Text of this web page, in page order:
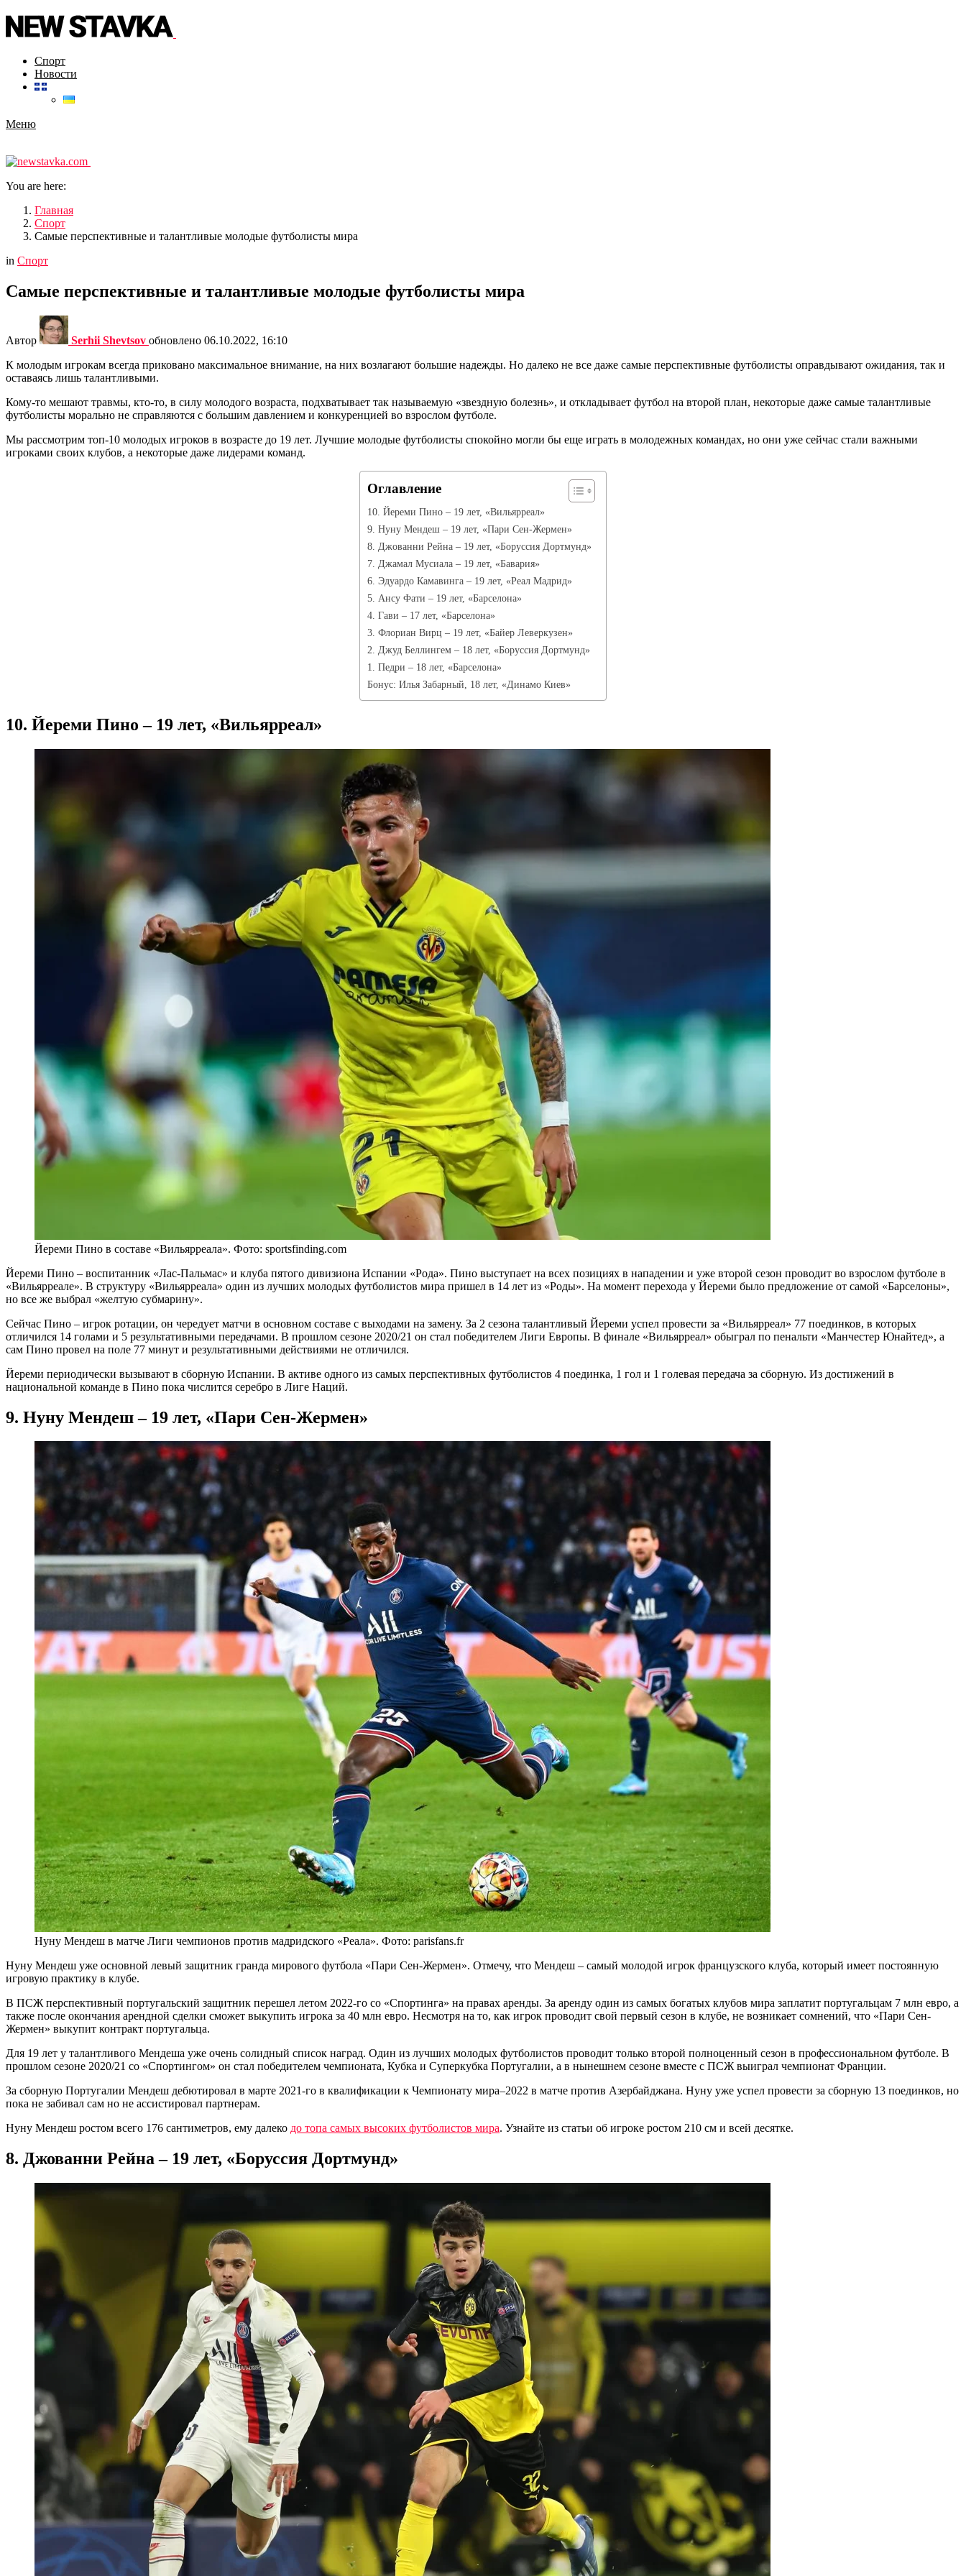
Спорт
Новости
Меню
You are here:
Главная
Спорт
Самые перспективные и талантливые молодые футболисты мира
in Спорт
Самые перспективные и талантливые молодые футболисты мира
Автор Serhii Shevtsov обновлено 06.10.2022, 16:10
К молодым игрокам всегда приковано максимальное внимание, на них возлагают большие надежды. Но далеко не все даже самые перспективные футболисты оправдывают ожидания, так и
оставаясь лишь талантливыми.
Кому-то мешают травмы, кто-то, в силу молодого возраста, подхватывает так называемую «звездную болезнь», и откладывает футбол на второй план, некоторые даже самые талантливые
футболисты морально не справляются с большим давлением и конкуренцией во взрослом футболе.
Мы рассмотрим топ-10 молодых игроков в возрасте до 19 лет. Лучшие молодые футболисты спокойно могли бы еще играть в молодежных командах, но они уже сейчас стали важными
игроками своих клубов, а некоторые даже лидерами команд.
Оглавление
10. Йереми Пино – 19 лет, «Вильярреал»
9. Нуну Мендеш – 19 лет, «Пари Сен-Жермен»
8. Джованни Рейна – 19 лет, «Боруссия Дортмунд»
7. Джамал Мусиала – 19 лет, «Бавария»
6. Эдуардо Камавинга – 19 лет, «Реал Мадрид»
5. Ансу Фати – 19 лет, «Барселона»
4. Гави – 17 лет, «Барселона»
3. Флориан Вирц – 19 лет, «Байер Леверкузен»
2. Джуд Беллингем – 18 лет, «Боруссия Дортмунд»
1. Педри – 18 лет, «Барселона»
Бонус: Илья Забарный, 18 лет, «Динамо Киев»
10. Йереми Пино – 19 лет, «Вильярреал»
Йереми Пино в составе «Вильярреала». Фото: sportsfinding.com
Йереми Пино – воспитанник «Лас-Пальмас» и клуба пятого дивизиона Испании «Рода». Пино выступает на всех позициях в нападении и уже второй сезон проводит во взрослом футболе в
«Вильярреале». В структуру «Вильярреала» один из лучших молодых футболистов мира пришел в 14 лет из «Роды». На момент перехода у Йереми было предложение от самой «Барселоны»,
но все же выбрал «желтую субмарину».
Сейчас Пино – игрок ротации, он чередует матчи в основном составе с выходами на замену. За 2 сезона талантливый Йереми успел провести за «Вильярреал» 77 поединков, в которых
отличился 14 голами и 5 результативными передачами. В прошлом сезоне 2020/21 он стал победителем Лиги Европы. В финале «Вильярреал» обыграл по пенальти «Манчестер Юнайтед», а
сам Пино провел на поле 77 минут и результативными действиями не отличился.
Йереми периодически вызывают в сборную Испании. В активе одного из самых перспективных футболистов 4 поединка, 1 гол и 1 голевая передача за сборную. Из достижений в
национальной команде в Пино пока числится серебро в Лиге Наций.
9. Нуну Мендеш – 19 лет, «Пари Сен-Жермен»
Нуну Мендеш в матче Лиги чемпионов против мадридского «Реала». Фото: parisfans.fr
Нуну Мендеш уже основной левый защитник гранда мирового футбола «Пари Сен-Жермен». Отмечу, что Мендеш – самый молодой игрок французского клуба, который имеет постоянную
игровую практику в клубе.
В ПСЖ перспективный португальский защитник перешел летом 2022-го со «Спортинга» на правах аренды. За аренду один из самых богатых клубов мира заплатит португальцам 7 млн евро, а
также после окончания арендной сделки сможет выкупить игрока за 40 млн евро. Несмотря на то, как игрок проводит свой первый сезон в клубе, не возникает сомнений, что «Пари Сен-
Жермен» выкупит контракт португальца.
Для 19 лет у талантливого Мендеша уже очень солидный список наград. Один из лучших молодых футболистов проводит только второй полноценный сезон в профессиональном футболе. В
прошлом сезоне 2020/21 со «Спортингом» он стал победителем чемпионата, Кубка и Суперкубка Португалии, а в нынешнем сезоне вместе с ПСЖ выиграл чемпионат Франции.
За сборную Португалии Мендеш дебютировал в марте 2021-го в квалификации к Чемпионату мира–2022 в матче против Азербайджана. Нуну уже успел провести за сборную 13 поединков, но
пока не забивал сам но не ассистировал партнерам.
Нуну Мендеш ростом всего 176 сантиметров, ему далеко до топа самых высоких футболистов мира. Узнайте из статьи об игроке ростом 210 см и всей десятке.
8. Джованни Рейна – 19 лет, «Боруссия Дортмунд»